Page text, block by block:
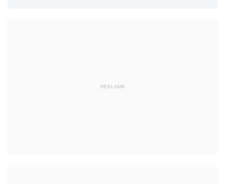
REKLAMA